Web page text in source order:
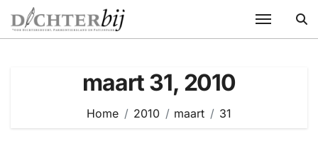
naar
de
maart 31, 2010
Home 2010 maart 31